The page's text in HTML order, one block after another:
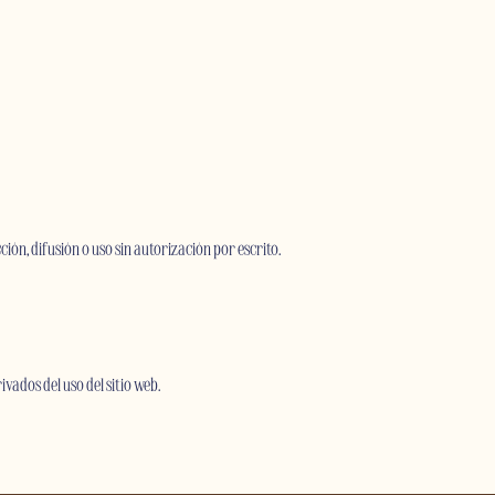
difusión o uso sin autorización por escrito.
del uso del sitio web.